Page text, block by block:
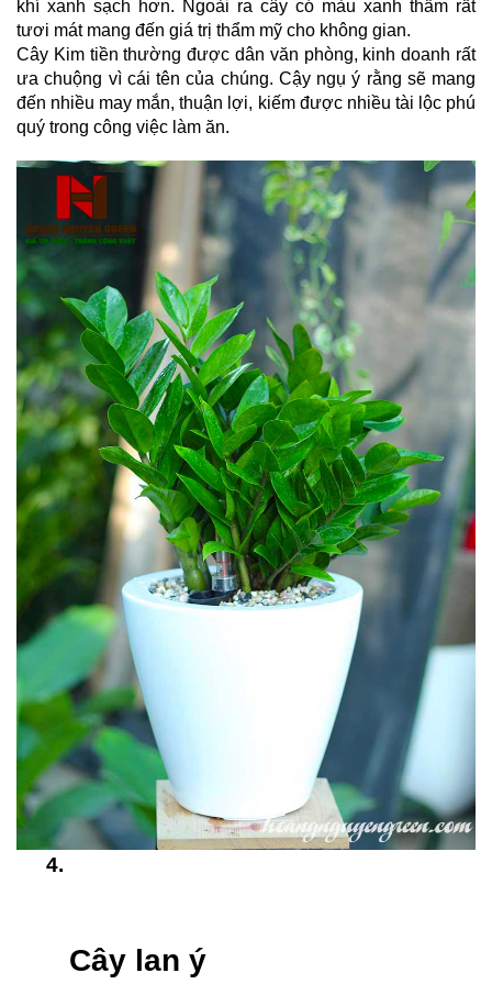
khí xanh sạch hơn. Ngoài ra cây có màu xanh thẫm rất
tươi mát mang đến giá trị thẩm mỹ cho không gian.
Cây Kim tiền thường được dân văn phòng, kinh doanh rất
ưa chuộng vì cái tên của chúng. Cậy ngụ ý rằng sẽ mang
đến nhiều may mắn, thuận lợi, kiếm được nhiều tài lộc phú
quý trong công việc làm ăn.
Cây lan ý